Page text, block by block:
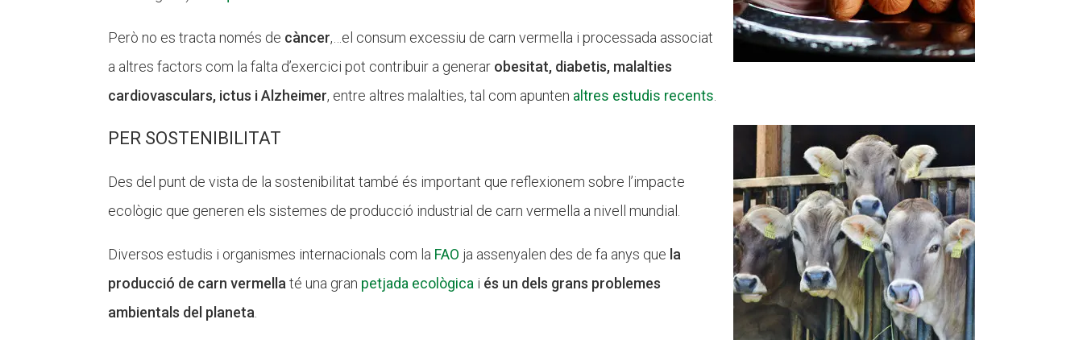
Però no es tracta només de càncer,…el consum excessiu de carn vermella i processada associat
a altres factors com la falta d’exercici pot contribuir a generar obesitat, diabetis, malalties
cardiovasculars, ictus i Alzheimer, entre altres malalties, tal com apunten altres estudis recents
PER SOSTENIBILITAT
Des del punt de vista de la sostenibilitat també és important que reflexionem sobre l’impacte
ecològic que generen els sistemes de producció industrial de carn vermella a nivell mundial.
Diversos estudis i organismes internacionals com la FAO ja assenyalen des de fa anys que la
producció de carn vermella té una gran petjada ecològica i és un dels grans problemes
ambientals del planeta